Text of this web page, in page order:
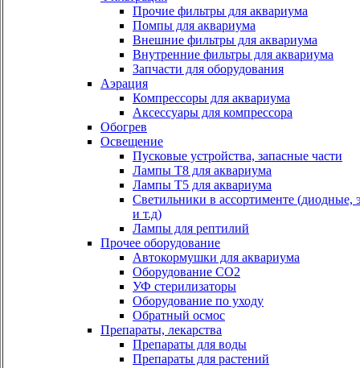
Прочие фильтры для аквариума
Помпы для аквариума
Внешние фильтры для аквариума
Внутренние фильтры для аквариума
Запчасти для оборудования
Аэрация
Компрессоры для аквариума
Аксессуары для компрессора
Обогрев
Освещение
Пусковые устройства, запасные части
Лампы Т8 для аквариума
Лампы Т5 для аквариума
Светильники в ассортименте (диодные,
и т.д)
Лампы для рептилий
Прочее оборудование
Автокормушки для аквариума
Оборудование СО2
УФ стерилизаторы
Оборудование по уходу
Обратный осмос
Препараты, лекарства
Препараты для воды
Препараты для растений